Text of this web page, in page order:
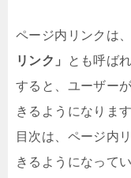
ページ内リンクは、
リンク」
とも呼ば
すると、ユーザー
きるようになりま
目次は、ページ内
きるようになって